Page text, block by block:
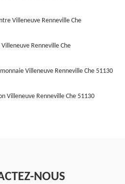
Villeneuve Renneville Che
Renneville Che
Villeneuve Renneville Che 51130
Villeneuve Renneville Che 51130
NOUS